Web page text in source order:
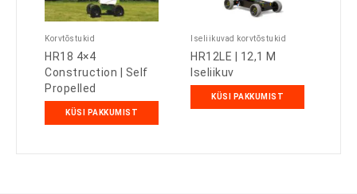
Korvtõstukid
HR18 4×4
Construction | Self
Propelled
KÜSI PAKKUMIST
Iseliikuvad korvtõstukid
HR12LE | 12,1 M
Iseliikuv
KÜSI PAKKUMIST